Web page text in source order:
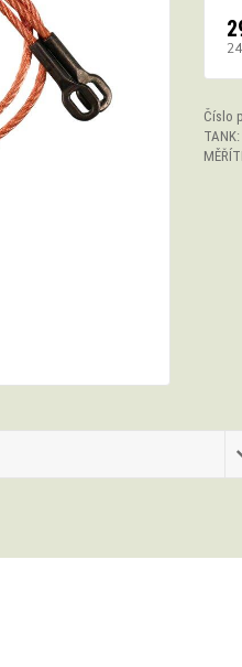
Číslo
TANK: